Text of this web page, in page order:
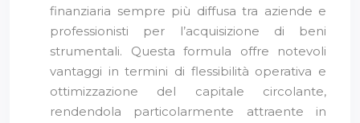
finanziaria sempre più diffusa tra aziende e
professionisti per l’acquisizione di beni
strumentali. Questa formula offre notevoli
vantaggi in termini di flessibilità operativa e
ottimizzazione del capitale circolante,
rendendola particolarmente attraente in